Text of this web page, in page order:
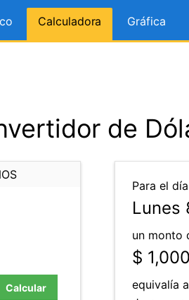
Calculadora Gráfica
de
Calcular
Para el día
Lunes
un monto
$
equivalía a